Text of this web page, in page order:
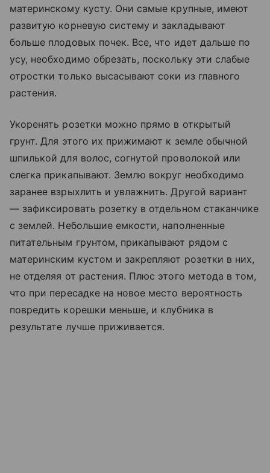
материнскому кусту. Они самые крупные, имеют
развитую корневую систему и закладывают
больше плодовых почек. Все, что идет дальше по
усу, необходимо обрезать, поскольку эти слабые
отростки только высасывают соки из главного
растения.
Укоренять розетки можно прямо в открытый
грунт. Для этого их прижимают к земле обычной
шпилькой для волос, согнутой проволокой или
слегка прикапывают. Землю вокруг необходимо
заранее взрыхлить и увлажнить. Другой вариант
— зафиксировать розетку в отдельном стаканчике
с землей. Небольшие емкости, наполненные
питательным грунтом, прикапывают рядом с
материнским кустом и закрепляют розетки в них,
не отделяя от растения. Плюс этого метода в том,
что при пересадке на новое место вероятность
повредить корешки меньше, и клубника в
результате лучше приживается.